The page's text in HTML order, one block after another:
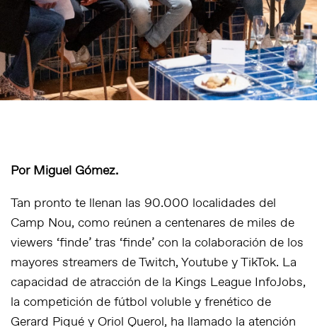
Por Miguel Gómez.
Tan pronto te llenan las 90.000 localidades del
Camp Nou, como reúnen a centenares de miles de
viewers ‘finde’ tras ‘finde’ con la colaboración de los
mayores streamers de Twitch, Youtube y TikTok. La
capacidad de atracción de la Kings League InfoJobs,
la competición de fútbol voluble y frenético de
Gerard Piqué y Oriol Querol, ha llamado la atención